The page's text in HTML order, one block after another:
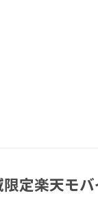
定楽天モ